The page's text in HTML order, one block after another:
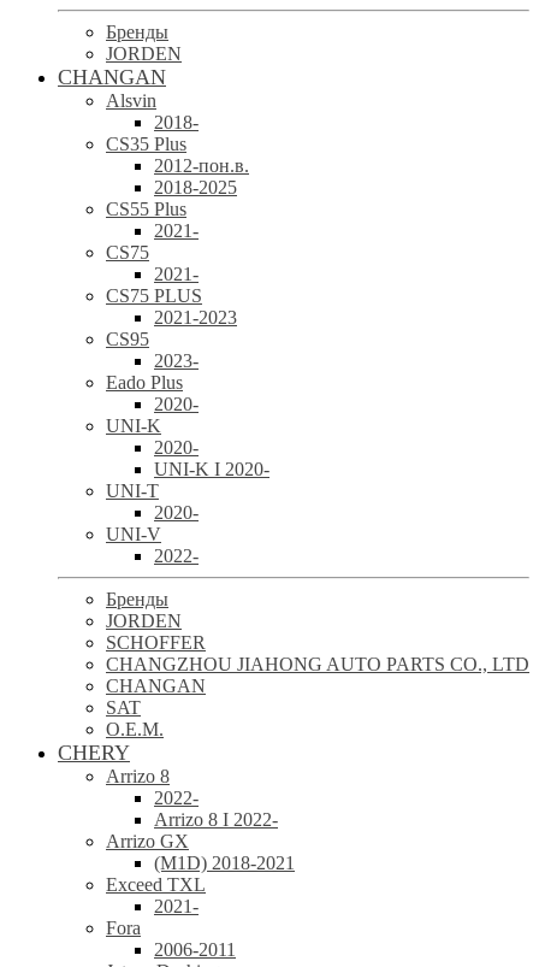
Бренды
JORDEN
CHANGAN
Alsvin
2018-
CS35 Plus
2012-пон.в.
2018-2025
CS55 Plus
2021-
CS75
2021-
CS75 PLUS
2021-2023
CS95
2023-
Eado Plus
2020-
UNI-K
2020-
UNI-K I 2020-
UNI-T
2020-
UNI-V
2022-
Бренды
JORDEN
SCHOFFER
CHANGZHOU JIAHONG AUTO PARTS CO., LTD
CHANGAN
SAT
O.E.M.
CHERY
Arrizo 8
2022-
Arrizo 8 I 2022-
Arrizo GX
(M1D) 2018-2021
Exceed TXL
2021-
Fora
2006-2011